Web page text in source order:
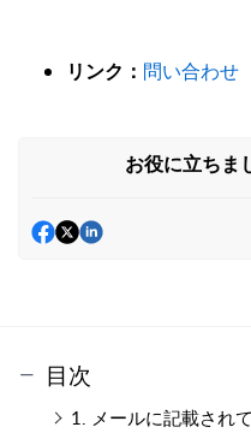
リンク： 問い合わせ
お役に立ちま
目次
1. メールに記載され